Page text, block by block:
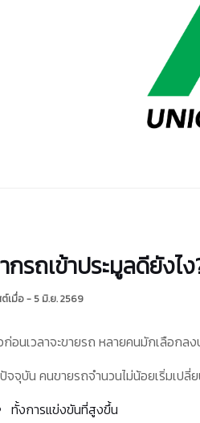
กรถเข้าประมูลดียังไ
เมื่อ - 5 มิ.ย. 2569
ก่อนเวลาจะขายรถ หลายคนมักเลือกล
จจุบัน คนขายรถจำนวนไม่น้อยเริ่มเปลี่
ทั้งการแข่งขันที่สูงขึ้น